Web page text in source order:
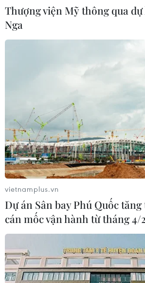
Ông Trump kêu gọi Mỹ
cáo buộc Nga tấn công mạng
Tổng thống đắc cử Mỹ Donald
căng thẳng đang leo thang giữa Mỹ
tới cáo buộc Nga tấn công mạng
Thượng viện Mỹ thông qua
Nga
vietnamplus.vn
Dự án Sân bay Phú Quốc
cán mốc vận hành từ tháng 4/